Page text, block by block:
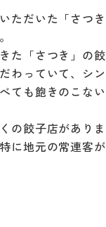
ただいた「さつ
た「さつき」の
わっていて、シ
ても飽きのこな
の餃子店があり
に地元の常連客